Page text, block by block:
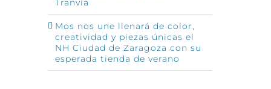
Tranvía
Mos nos une llenará de color,
creatividad y piezas únicas el
NH Ciudad de Zaragoza con su
esperada tienda de verano